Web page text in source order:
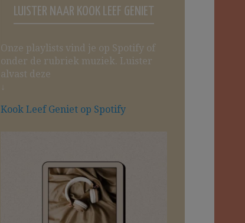
LUISTER NAAR KOOK LEEF GENIET
Onze playlists vind je op Spotify of
onder de rubriek muziek. Luister
alvast deze
↓
Kook Leef Geniet op Spotify